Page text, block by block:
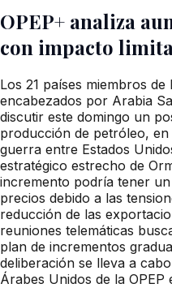
OPEP+ analiza
con impacto
Los 21 países miembros de
encabezados por Arabia
discutir este domingo un
producción de petróleo,
guerra entre Estados
estratégico estrecho de
incremento podría tener
precios debido a las
reducción de las
reuniones telemáticas
plan de incrementos
deliberación se lleva a
Árabes Unidos de la OPEP